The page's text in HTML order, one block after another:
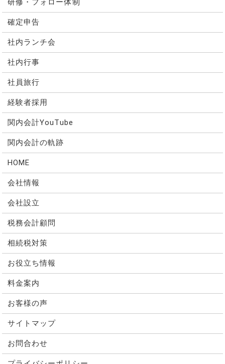
研修・フォロー体制
確定申告
社内ランチ会
社内行事
社員旅行
経験者採用
関内会計YouTube
関内会計の軌跡
HOME
会社情報
会社設立
税務会計顧問
相続税対策
お役立ち情報
料金案内
お客様の声
サイトマップ
お問合わせ